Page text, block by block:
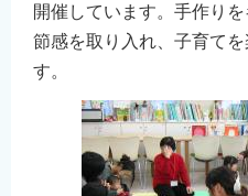
開催しています。手作り
節感を取り入れ、子育て
す。